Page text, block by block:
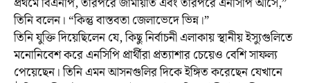
তিনি বলেন। “কিন্তু বাস্তবতা জেলাভেদে ভিন্ন।”
তিনি যুক্তি দিয়েছিলেন যে, কিছু নির্বাচনী এলাকায় স্থানীয় ইস্যুগুলিতে
মনোনিবেশ করে এনসিপি প্রার্থীরা প্রত্যাশার চেয়েও বেশি সাফল্য
পেয়েছেন। তিনি এমন আসনগুলির দিকে ইঙ্গিত করেছেন যেখানে